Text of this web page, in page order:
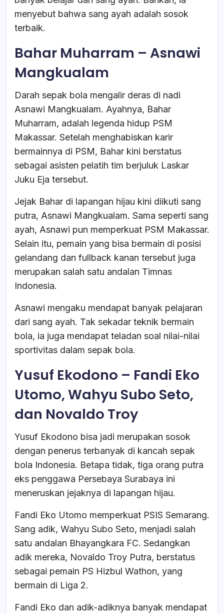
menyebut bahwa sang ayah adalah sosok
terbaik.
Bahar Muharram – Asnawi
Mangkualam
Darah sepak bola mengalir deras di nadi
Asnawi Mangkualam. Ayahnya, Bahar
Muharram, adalah legenda hidup PSM
Makassar. Setelah menghabiskan karir
bermainnya di PSM, Bahar kini berstatus
sebagai asisten pelatih tim berjuluk Laskar
Juku Eja tersebut.
Jejak Bahar di lapangan hijau kini diikuti sang
putra, Asnawi Mangkualam. Sama seperti sang
ayah, Asnawi pun memperkuat PSM Makassar.
Selain itu, pemain yang bisa bermain di posisi
gelandang dan fullback kanan tersebut juga
merupakan salah satu andalan Timnas
Indonesia.
Asnawi mengaku mendapat banyak pelajaran
dari sang ayah. Tak sekadar teknik bermain
bola, ia juga mendapat teladan soal nilai-nilai
sportivitas dalam sepak bola.
Yusuf Ekodono – Fandi Eko
Utomo, Wahyu Subo Seto,
dan Novaldo Troy
Yusuf Ekodono bisa jadi merupakan sosok
dengan penerus terbanyak di kancah sepak
bola Indonesia. Betapa tidak, tiga orang putra
eks penggawa Persebaya Surabaya ini
meneruskan jejaknya di lapangan hijau.
Fandi Eko Utomo memperkuat PSIS Semarang.
Sang adik, Wahyu Subo Seto, menjadi salah
satu andalan Bhayangkara FC. Sedangkan
adik mereka, Novaldo Troy Putra, berstatus
sebagai pemain PS Hizbul Wathon, yang
bermain di Liga 2.
Fandi Eko dan adik-adiknya banyak mendapat